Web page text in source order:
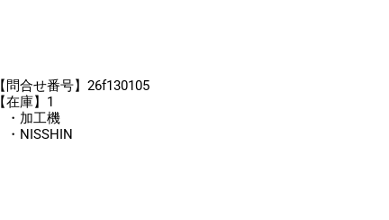
【問合せ番号】26f130105
【在庫】1
・加工機
・NISSHIN